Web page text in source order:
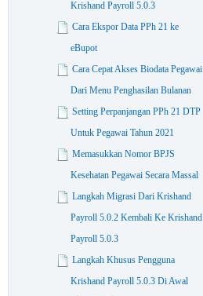
Krishand Payroll 5.0.3
Cara Ekspor Data PPh 21 ke
eBupot
Cara Cepat Akses Biodata Pegawai
Dari Menu Penghasilan Bulanan
Setting Perpanjangan PPh 21 DTP
Untuk Pegawai Tahun 2021
Memasukkan Nomor BPJS
Kesehatan Pegawai Secara Massal
Langkah Migrasi Dari Krishand
Payroll 5.0.2 Kembali Ke Krishand
Payroll 5.0.3
Langkah Khusus Pengguna
Krishand Payroll 5.0.3 Di Awal